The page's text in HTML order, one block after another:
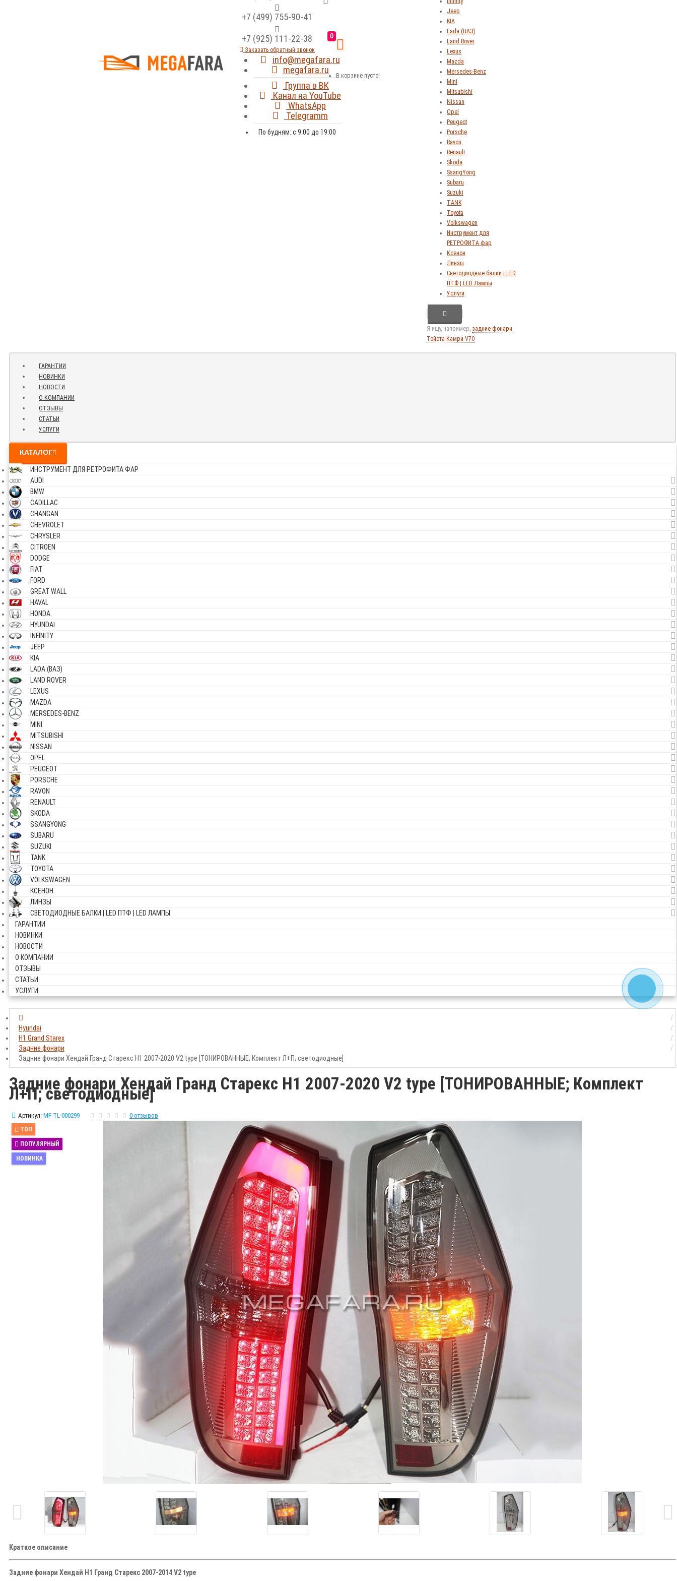
+7 (499) 755-90-41
+7 (925) 111-22-38
Заказать обратный звонок
info@megafara.ru
megafara.ru
Группа в ВК
Канал на YouTube
WhatsApp
Telegramm
По будням: с 9:00 до 19:00
0
В корзине пусто!
Jeep
KIA
Lada (ВАЗ)
Land Rover
Lexus
Mazda
Mersedes-Benz
Mini
Mitsubishi
Nissan
Opel
Peugeot
Porsche
Ravon
Renault
Skoda
SsangYong
Subaru
Suzuki
TANK
Toyota
Volkswagen
Инструмент для
РЕТРОФИТА фар
Ксенон
Линзы
Светодиодные балки | LED
ПТФ | LED Лампы
Услуги
Я ищу, например, задние фонари
Тойота Камри V70
ГАРАНТИИ
НОВИНКИ
НОВОСТИ
О КОМПАНИИ
ОТЗЫВЫ
СТАТЬИ
УСЛУГИ
КАТАЛОГ
ИНСТРУМЕНТ ДЛЯ РЕТРОФИТА ФАР
AUDI
BMW
CADILLAC
CHANGAN
CHEVROLET
CHRYSLER
CITROEN
DODGE
FIAT
FORD
GREAT WALL
HAVAL
HONDA
HYUNDAI
INFINITY
JEEP
KIA
LADA (ВАЗ)
LAND ROVER
LEXUS
MAZDA
MERSEDES-BENZ
MINI
MITSUBISHI
NISSAN
OPEL
PEUGEOT
PORSCHE
RAVON
RENAULT
SKODA
SSANGYONG
SUBARU
SUZUKI
TANK
TOYOTA
VOLKSWAGEN
КСЕНОН
ЛИНЗЫ
СВЕТОДИОДНЫЕ БАЛКИ | LED ПТФ | LED ЛАМПЫ
ГАРАНТИИ
НОВИНКИ
НОВОСТИ
О КОМПАНИИ
ОТЗЫВЫ
СТАТЬИ
УСЛУГИ
Hyundai
H1 Grand Starex
Задние фонари
Задние фонари Хендай Гранд Старекс H1 2007-2020 V2 type [ТОНИРОВАННЫЕ; Комплект Л+П; светодиодные]
Задние фонари Хендай Гранд Старекс H1 2007-2020 V2 type [ТОНИРОВАННЫЕ; Комплект
Л+П; светодиодные]
Артикул: MF-TL-000299 0 отзывов
ТОП
ПОПУЛЯРНЫЙ
НОВИНКА
Краткое описание
Задние фонари Хендай H1 Гранд Старекс 2007-2014 V2 type